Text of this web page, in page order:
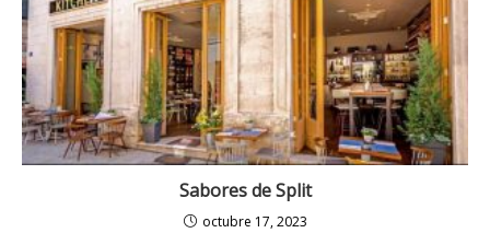
Sabores de Split
octubre 17, 2023